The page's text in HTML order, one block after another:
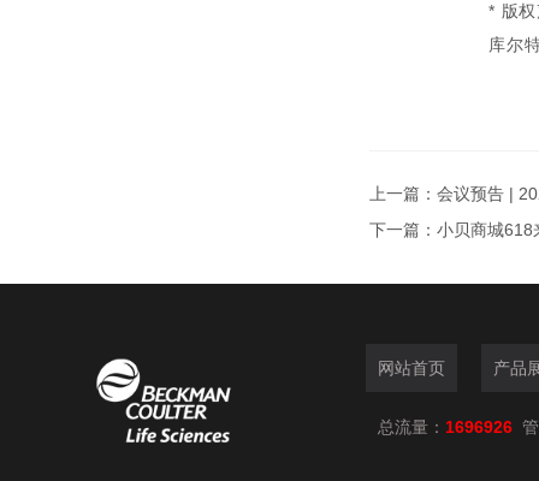
* 版
库尔
上一篇： 会议预告 |
下一篇： 小贝商城618
网站首页 产品
总流量： 1696926